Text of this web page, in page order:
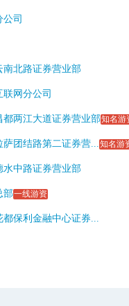
司
南北路证券营业部
网分公司
两江大道证券营业部知名游
团结路第二证券营...知名游
水中路证券营业部
部一线游资
都保利金融中心证券...